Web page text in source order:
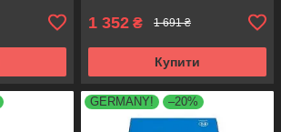
1 352 ₴ 1 691 ₴
Купити
GERMANY! –20%